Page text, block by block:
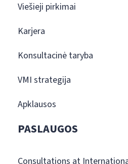
Viešieji pirkimai
Karjera
Konsultacinė taryba
VMI strategija
Apklausos
PASLAUGOS
Consultations at